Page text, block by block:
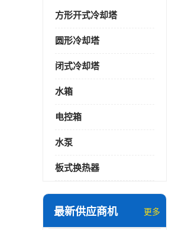
方形开式冷却塔
圆形冷却塔
闭式冷却塔
水箱
电控箱
水泵
板式换热器
最新供应商机 更多